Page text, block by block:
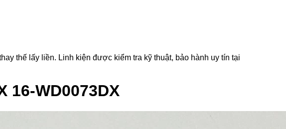
thế lấy liền. Linh kiện được kiểm tra kỹ thuật, bảo hành uy tín tại
16-WD0073DX